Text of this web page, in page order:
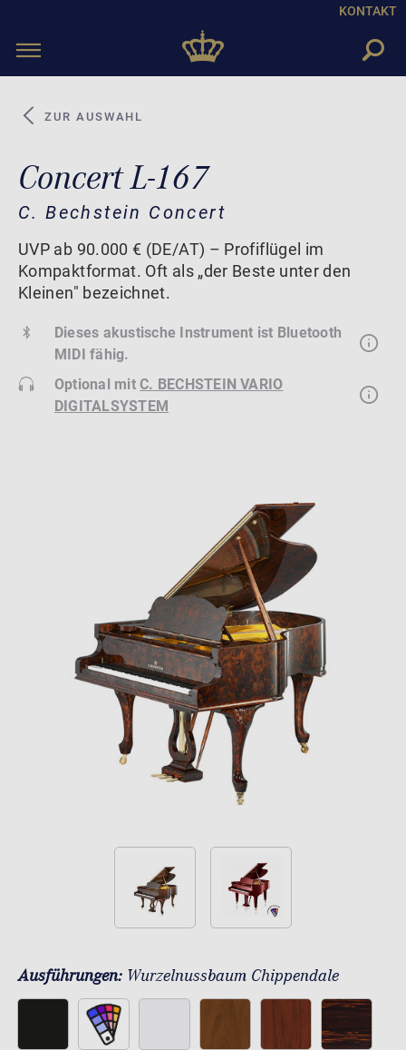
KONTAKT
Toggle
ZUR AUSWAHL
Concert L-167
C. Bechstein Concert
UVP ab 90.000 € (DE/AT) – Profiflügel im
Kompaktformat. Oft als „der Beste unter den
Kleinen" bezeichnet.
Dieses akustische Instrument ist Bluetooth
MIDI fähig.
Optional mitC. BECHSTEIN VARIO
DIGITALSYSTEM
Ausführungen: Wurzelnussbaum Chippendale